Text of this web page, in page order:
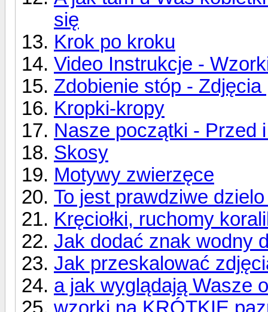
się
Krok po kroku
Video Instrukcje -
Zdobienie stóp -
Kropki-kropy
Nasze początki - Przed
Skosy
Motywy zwierzęce
To jest prawdziwe
Kręciołki, ruchomy
Jak dodać znak wodny
Jak przeskalować
a jak wyglądają Wasze
wzorki na KRÓTKIE